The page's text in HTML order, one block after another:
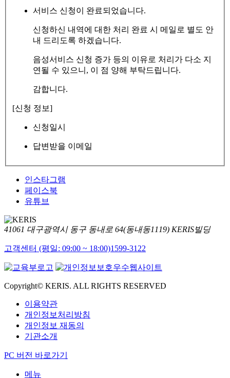
서비스 신청이 완료되었습니다.
신청하신 내역에 대한 처리 완료 시 메일로 별도 안
내 드리도록 하겠습니다.
음성서비스 신청 증가 등의 이유로 처리가 다소 지
연될 수 있으니, 이 점 양해 부탁드립니다.
감합니다.
[신청 정보]
신청일시
답변받을 이메일
인스타그램
페이스북
유튜브
41061 대구광역시 동구 동내로 64(동내동1119) KERIS빌딩
고객센터 (평일: 09:00 ~ 18:00)1599-3122
Copyright© KERIS. ALL RIGHTS RESERVED
이용약관
개인정보처리방침
개인정보 재동의
기관소개
PC 버전 바로가기
메뉴